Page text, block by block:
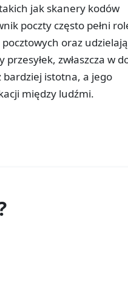
jak skanery kodów
poczty często pełni
oraz
zwłaszcza w
istotna, a jego
między ludźmi.